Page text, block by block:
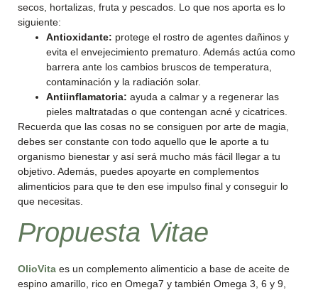
secos, hortalizas, fruta y pescados. Lo que nos aporta es lo
siguiente:
Antioxidante: protege el rostro de agentes dañinos y
evita el envejecimiento prematuro. Además actúa como
barrera ante los cambios bruscos de temperatura,
contaminación y la radiación solar.
Antiinflamatoria: ayuda a calmar y a regenerar las
pieles maltratadas o que contengan acné y cicatrices.
Recuerda que las cosas no se consiguen por arte de magia,
debes ser constante con todo aquello que le aporte a tu
organismo bienestar y así será mucho más fácil llegar a tu
objetivo. Además, puedes apoyarte en complementos
alimenticios para que te den ese impulso final y conseguir lo
que necesitas.
Propuesta Vitae
OlioVita es un complemento alimenticio a base de aceite de
espino amarillo, rico en Omega7 y también Omega 3, 6 y 9,